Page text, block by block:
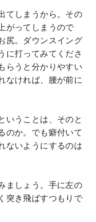
てしまうから。その
がってしまうので
尻。ダウンスイング
に打ってみてくださ
らうと分かりやすい
なければ、腰が前に
いうことは、そのと
のか。でも癖付いて
ないようにするのは
ましょう。手に左の
突き飛ばすつもりで